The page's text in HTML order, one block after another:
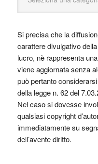
Si precisa che la
carattere divulgativo
lucro, nè rappresenta
viene aggiornata senza
può pertanto
della legge n. 62 del
Nel caso si dovesse
qualsiasi copyright
immediatamente su
dell’avente diritto.